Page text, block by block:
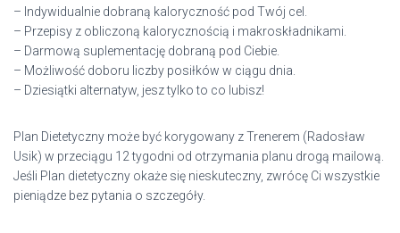
– Indywidualnie dobraną kaloryczność pod Twój cel.
– Przepisy z obliczoną kalorycznością i makroskładnikami.
– Darmową suplementację dobraną pod Ciebie.
– Możliwość doboru liczby posiłków w ciągu dnia.
– Dziesiątki alternatyw, jesz tylko to co lubisz!
Plan Dietetyczny może być korygowany z Trenerem (Radosław
Usik) w przeciągu 12 tygodni od otrzymania planu drogą mailową.
Jeśli Plan dietetyczny okaże się nieskuteczny, zwrócę Ci wszystkie
pieniądze bez pytania o szczegóły.